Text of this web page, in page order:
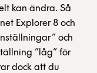
kan ändra. Så
Explorer 8 och
och
”låg” för
dock att du